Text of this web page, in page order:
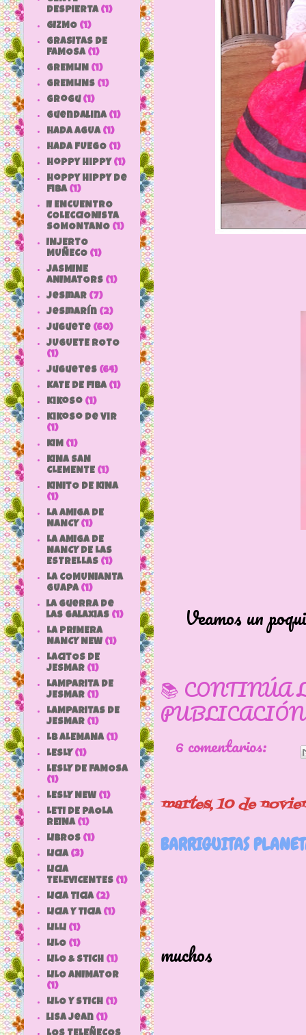
Veamos un
📚 CONTINÚA
6 comentarios:
martes, 10 de
BARRIGUITAS
muchos
DESPIERTA (1)
GIZMO (1)
GRASITAS DE
FAMOSA (1)
GREMLIN (1)
GREMLINS (1)
grogu (1)
Guendalina (1)
HADA AGUA (1)
HADA FUEGO (1)
hoppy hippy (1)
hoppy hippy de
fiba (1)
II ENCUENTRO
COLECCIONISTA
SOMONTANO (1)
INJERTO
MUÑECO (1)
JASMINE
ANIMATORS (1)
jesmar (7)
jesmarín (2)
juguete (60)
JUGUETE ROTO
(1)
Juguetes (64)
KATE DE FIBA (1)
Kikoso (1)
Kikoso de Vir
(1)
KIM (1)
KINA SAN
CLEMENTE (1)
KINITO DE KINA
(1)
LA AMIGA DE
NANCY (1)
LA AMIGA DE
NANCY DE LAS
ESTRELLAS (1)
LA COMUNIANTA
GUAPA (1)
la guerra de
las galaxias (1)
LA PRIMERA
NANCY NEW (1)
LACITOS DE
JESMAR (1)
LAMPARITA DE
JESMAR (1)
LAMPARITAS DE
JESMAR (1)
LB ALEMANA (1)
LESLY (1)
LESLY DE FAMOSA
(1)
LESLY NEW (1)
LETI DE PAOLA
REINA (1)
LIBROS (1)
LICIA (3)
LICIA
TELEVICENTES (1)
LICIA TICIA (2)
LICIA Y TICIA (1)
LILLI (1)
LILO (1)
LILO & STICH (1)
LILO ANIMATOR
(1)
LILO Y STICH (1)
lisa jean (1)